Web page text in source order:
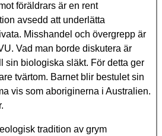
föräldrars är en rent
avsedd att underlätta
Misshandel och övergrepp är
Vad man borde diskutera är
sin biologiska släkt. För detta ger
tvärtom. Barnet blir bestulet sin
vis som aboriginerna i Australien.
tradition av grym